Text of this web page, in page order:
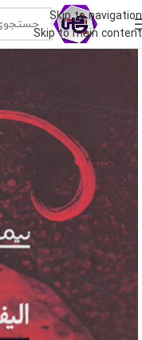
Skip to navigation
Skip to main content